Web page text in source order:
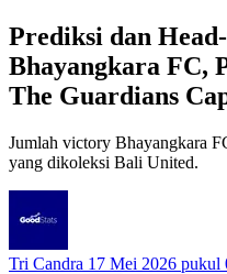
Prediksi dan
Bhayangkara FC,
The Guardians
Jumlah victory Bhayangkara
yang dikoleksi Bali United.
Tri Candra 17 Mei 2026 pukul